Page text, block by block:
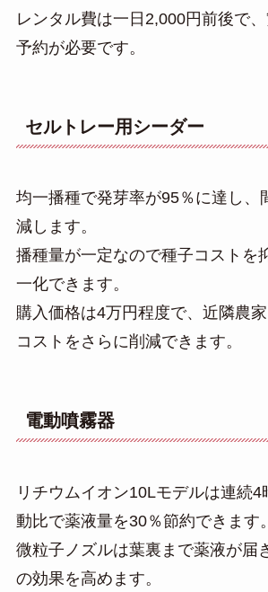
レンタル費は一日2,000円前後で
予約が必要です。
セルトレー用シーダー
均一播種で発芽率が95％に達し、
減します。
播種量が一定なので種子コストを
一化できます。
購入価格は4万円程度で、近隣農
コストをさらに削減できます。
電動噴霧器
リチウムイオン10Lモデルは連続
動比で薬液量を30％節約できます。
微粒子ノズルは葉裏まで薬液が届
の効果を高めます。